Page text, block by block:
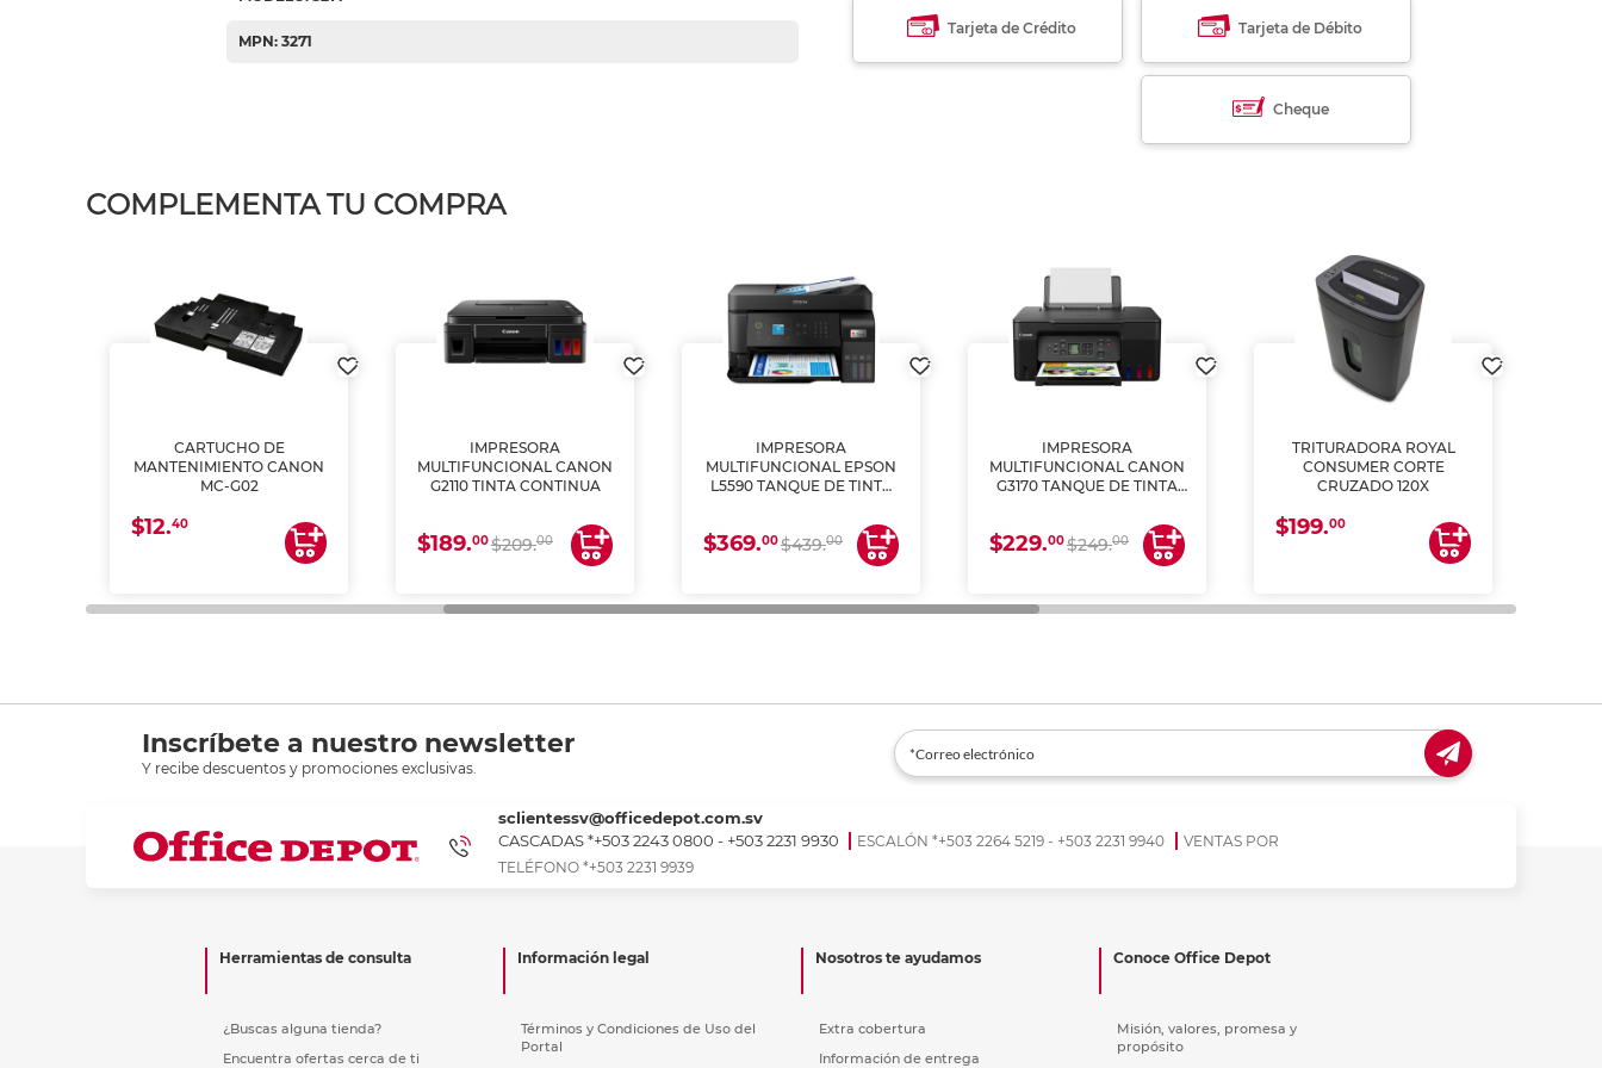
MPN: 3271
Tarjeta de Crédito Tarjeta de Débito
Cheque
COMPLEMENTA TU COMPRA
CARTUCHO DE
MANTENIMIENTO CANON
MC-G02
$12.40
IMPRESORA
MULTIFUNCIONAL CANON
G2110 TINTA CONTINUA
$189.00$209.00
IMPRESORA
MULTIFUNCIONAL EPSON
L5590 TANQUE DE TINTA
$369.00$439.00
IMPRESORA
MULTIFUNCIONAL CANON
G3170 TANQUE DE TINTA
$229.00$249.00
TRITURADORA ROYAL
CONSUMER CORTE
CRUZADO 120X
$199.00
Inscríbete a nuestro newsletter
Y recibe descuentos y promociones exclusivas.
sclientessv@officedepot.com.sv
CASCADAS *+503 2243 0800 - +503 2231 9930
ESCALÓN *+503 2264 5219 - +503 2231 9940
VENTAS POR
TELÉFONO *+503 2231 9939
Herramientas de consulta
¿Buscas alguna tienda?
Encuentra ofertas cerca de ti
Información legal
Términos y Condiciones de Uso del
Portal
Nosotros te ayudamos
Extra cobertura
Información de entrega
Conoce Office Depot
Misión, valores, promesa y
propósito